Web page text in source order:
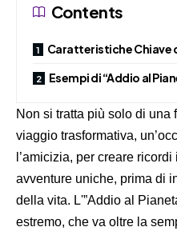
Contents
Caratteristiche Chiave
Esempi di “Addio al
Non si tratta più solo di una
viaggio trasformativa,
l’amicizia, per creare
avventure uniche, prima di
della vita. L'”Addio al
estremo, che va oltre la